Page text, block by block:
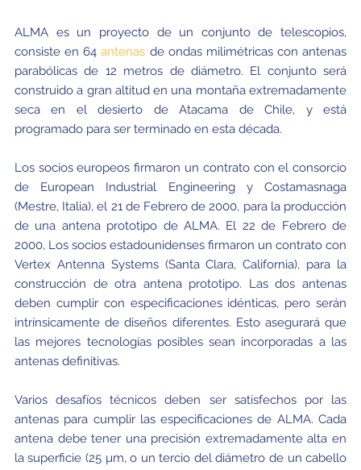
SOC / LOC
Asistentes
Lugar y Alojamiento
Transporte
Dónde comer
Registro
Noticias
Declaración de privacidad
ALMA es un proyecto de un conjunto de telescopios,
consiste en 64antenas de ondas milimétricas con antenas
parabólicas de 12 metros de diámetro. El conjunto será
construido a gran altitud en una montaña extremadamente
seca en el desierto de Atacama de Chile, y está
programado para ser terminado en esta década.
Los socios europeos firmaron un contrato con el consorcio
de European Industrial Engineering y Costamasnaga
(Mestre, Italia), el 21 de Febrero de 2000, para la producción
de una antena prototipo de ALMA. El 22 de Febrero de
2000, Los socios estadounidenses firmaron un contrato con
Vertex Antenna Systems (Santa Clara, California), para la
construcción de otra antena prototipo. Las dos antenas
deben cumplir con especificaciones idénticas, pero serán
intrínsicamente de diseños diferentes. Esto asegurará que
las mejores tecnologías posibles sean incorporadas a las
antenas definitivas.
Varios desafíos técnicos deben ser satisfechos por las
antenas para cumplir las especificaciones de ALMA. Cada
antena debe tener una precisión extremadamente alta en
la superficie (25 µm, o un tercio del diámetro de un cabello